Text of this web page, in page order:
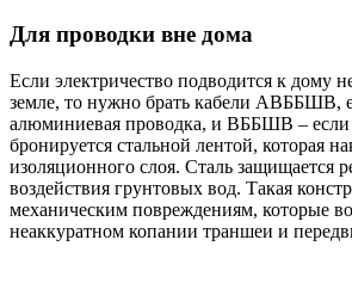
Для проводки вне дома
Если электричество подводится к дому
земле, то нужно брать кабели АВББШВ,
алюминиевая проводка, и ВББШВ – если
бронируется стальной лентой, которая
изоляционного слоя. Сталь защищается
воздействия грунтовых вод. Такая
механическим повреждениям, которые
неаккуратном копании траншеи и